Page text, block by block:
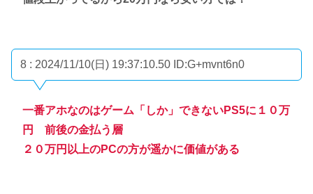
8 : 2024/11/10(日) 19:37:10.50 ID:G+mvnt6n0
一番アホなのはゲーム「しか」できないPS5に１０万
円 前後の金払う層
２０万円以上のPCの方が遥かに価値がある